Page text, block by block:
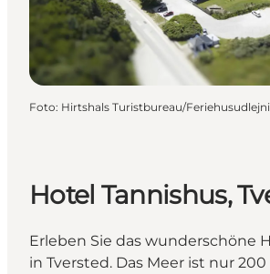
Foto: Hirtshals Turistbureau/
Hotel Tannishus,
Erleben Sie das wunderschöne
in Tversted. Das Meer ist nur